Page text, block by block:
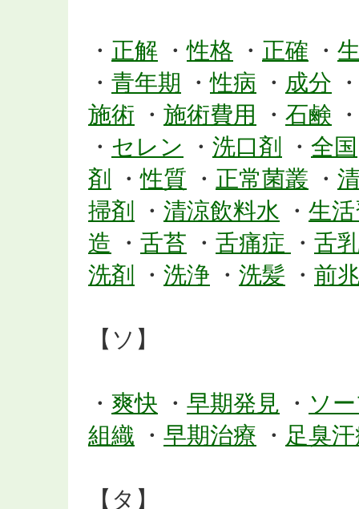
・ 正解 ・性格 ・ 正確 ・
・ 青年期 ・性病 ・ 成分
施術 ・ 施術費用 ・ 石鹸
・ セレン ・ 洗口剤 ・ 全国
剤
・性質 ・ 正常菌叢 ・
掃剤
・ 清涼飲料水 ・ 生
造 ・ 舌苔 ・ 舌痛症 ・ 舌
洗剤
・ 洗浄 ・ 洗髪 ・ 前
【ソ】
・ 爽快 ・ 早期発見 ・ ソ
組織 ・ 早期治療 ・ 足臭
【タ】